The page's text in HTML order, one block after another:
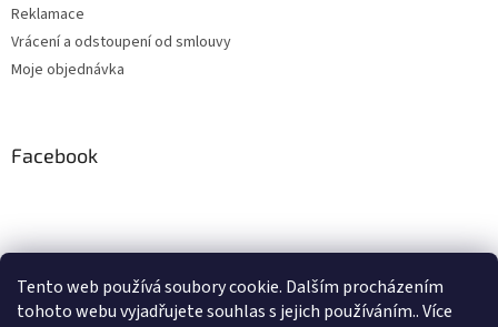
Tento web používá soubory cookie. Dalším procházením
tohoto webu vyjadřujete souhlas s jejich používáním.. Více
Reklamace
Vrácení a odstoupení od smlouvy
Moje objednávka
Facebook
Instagram
Sledovat na Instagramu